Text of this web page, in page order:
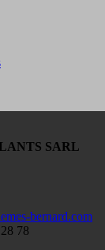
SARL
bernard.com
78